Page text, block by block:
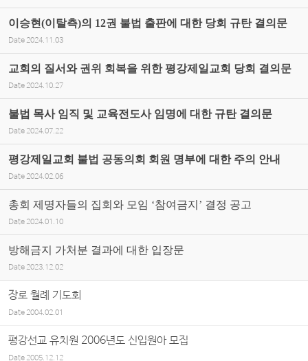
이승현(이탈측)의 12권 불법 출판에 대한 당회 규탄 결의문
Date 2024.11.03
교회의 질서와 권위 회복을 위한 평강제일교회 당회 결의문
Date 2024.10.27
불법 목사 임직 및 교육전도사 임명에 대한 규탄 결의문
Date 2024.07.22
평강제일교회 불법 공동의회 회원 명부에 대한 주의 안내
Date 2024.02.06
총회 제명자들의 집회와 모임 ‘참여금지’ 결정 공고
Date 2024.01.10
방해금지 가처분 결과에 대한 입장문
Date 2023.12.02
장로 월례 기도회
Date2004.02.01
평강선교 유치원 2006년도 신입원아 모집
Date2005.12.12